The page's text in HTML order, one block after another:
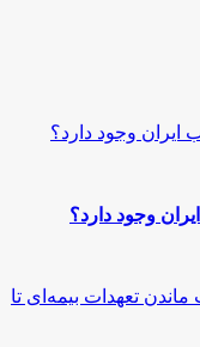
وجود دارد؟